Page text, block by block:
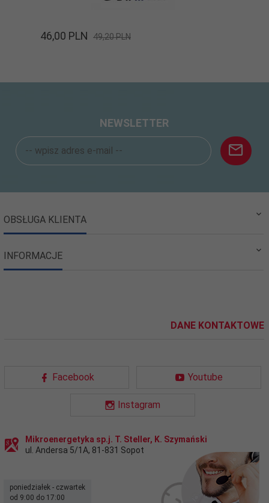
46,00 PLN 49,20 PLN
NEWSLETTER
OBSŁUGA KLIENTA
INFORMACJE
DANE KONTAKTOWE
Facebook Youtube
Instagram
Mikroenergetyka sp.j. T. Steller, K. Szymański
ul. Andersa 5/1A, 81-831 Sopot
poniedziałek - czwartek
od 9:00 do 17:00